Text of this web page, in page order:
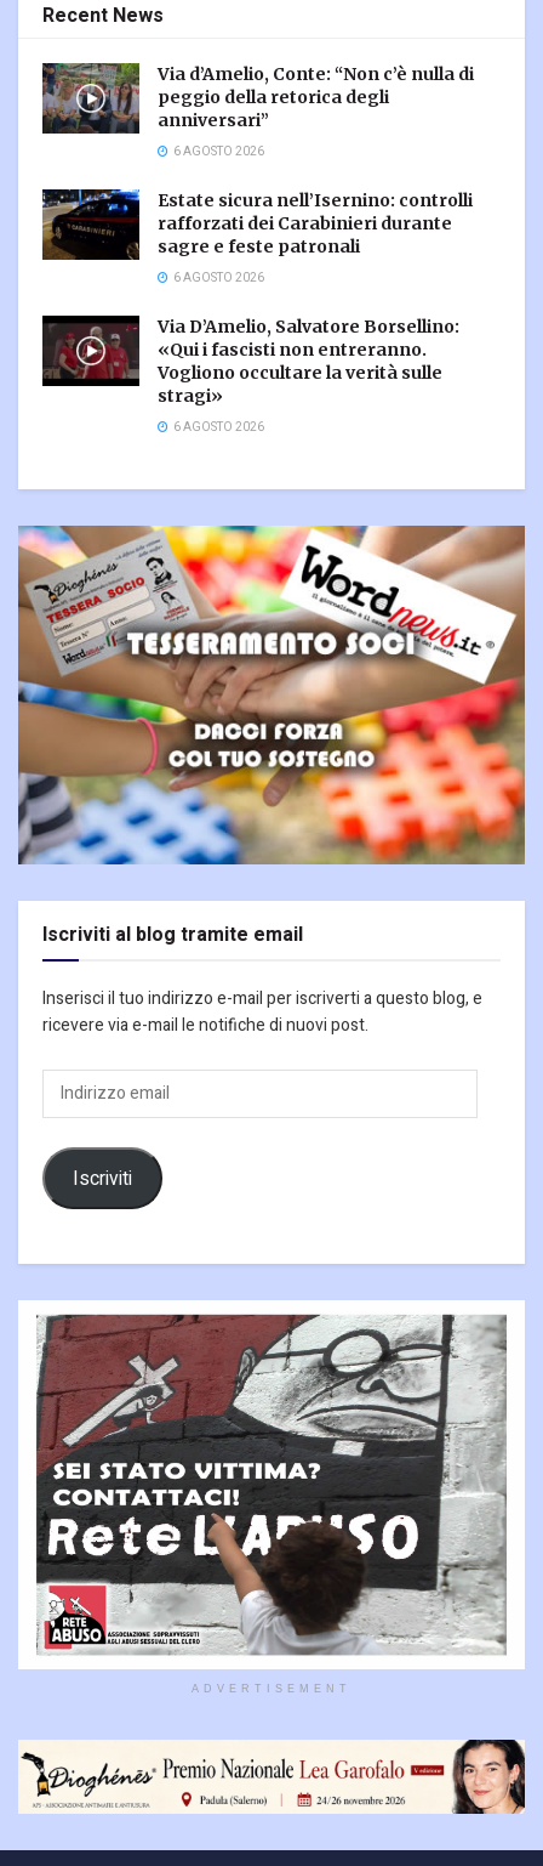
Recent News
Via d’Amelio, Conte: “Non c’è nulla di
peggio della retorica degli
anniversari”
6 AGOSTO 2026
Estate sicura nell’Isernino: controlli
rafforzati dei Carabinieri durante
sagre e feste patronali
6 AGOSTO 2026
Via D’Amelio, Salvatore Borsellino:
«Qui i fascisti non entreranno.
Vogliono occultare la verità sulle
stragi»
6 AGOSTO 2026
Iscriviti al blog tramite email
Inserisci il tuo indirizzo e-mail per iscriverti a questo blog, e
ricevere via e-mail le notifiche di nuovi post.
Indirizzo
email
Iscriviti
ADVERTISEMENT